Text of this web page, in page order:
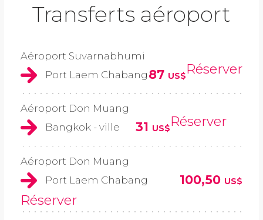
Transferts aéroport
Aéroport Suvarnabhumi
Port Laem Chabang 87 US$Réserver
Aéroport Don Muang
Bangkok - ville
31 US$Réserver
Aéroport Don Muang
Port Laem Chabang
100,50 US$
Réserver